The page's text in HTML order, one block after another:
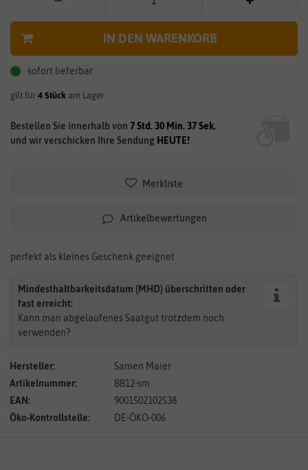
IN DEN WARENKORB
sofort lieferbar
gilt für 4 Stück am Lager.
Bestellen Sie innerhalb von 7 Std. 30 Min. 36 Sek.
und wir verschicken Ihre Sendung HEUTE!
Merkliste
Artikelbewertungen
perfekt als kleines Geschenk geeignet
Mindesthaltbarkeitsdatum (MHD) überschritten oder
fast erreicht:
Kann man abgelaufenes Saatgut trotzdem noch
verwenden?
Hersteller:
Samen Maier
Artikelnummer:
BB12-sm
EAN:
9001502102538
Öko-Kontrollstelle:
DE-ÖKO-006